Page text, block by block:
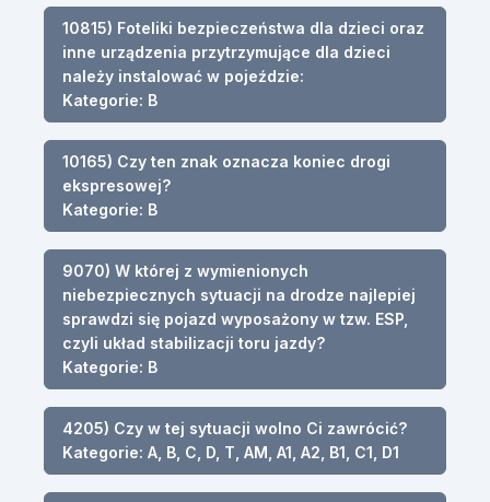
10815) Foteliki bezpieczeństwa dla dzieci oraz
inne urządzenia przytrzymujące dla dzieci
należy instalować w pojeździe:
Kategorie: B
10165) Czy ten znak oznacza koniec drogi
ekspresowej?
Kategorie: B
9070) W której z wymienionych
niebezpiecznych sytuacji na drodze najlepiej
sprawdzi się pojazd wyposażony w tzw. ESP,
czyli układ stabilizacji toru jazdy?
Kategorie: B
4205) Czy w tej sytuacji wolno Ci zawrócić?
Kategorie: A, B, C, D, T, AM, A1, A2, B1, C1, D1